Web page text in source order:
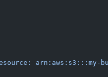
arn:aws:s3:::my-